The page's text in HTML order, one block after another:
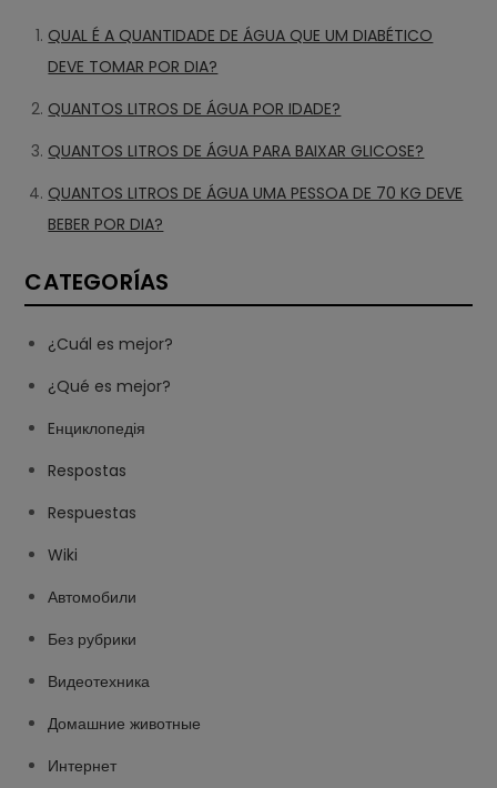
QUAL É A QUANTIDADE DE ÁGUA QUE UM DIABÉTICO
DEVE TOMAR POR DIA?
QUANTOS LITROS DE ÁGUA POR IDADE?
QUANTOS LITROS DE ÁGUA PARA BAIXAR GLICOSE?
QUANTOS LITROS DE ÁGUA UMA PESSOA DE 70 KG DEVE
BEBER POR DIA?
CATEGORÍAS
¿Cuál es mejor?
¿Qué es mejor?
Eнциклопедія
Respostas
Respuestas
Wiki
Автомобили
Без рубрики
Видеотехника
Домашние животные
Интернет